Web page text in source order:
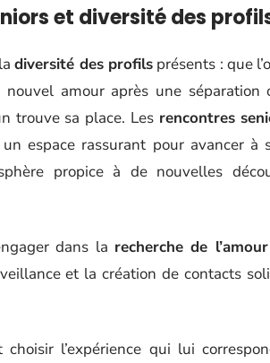
et diversité des
diversité des profilsprésents : que
nouvel amour après une
trouve sa place. Les rencontres
espace rassurant pour avancer à
propice à de nouvelles
dans la recherche de l’amour
et la création de contacts
l’expérience qui lui